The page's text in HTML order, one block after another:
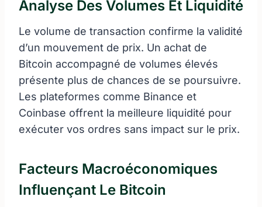
Analyse Des Volumes Et Liquidité
Le volume de transaction confirme la validité
d’un mouvement de prix. Un achat de
Bitcoin accompagné de volumes élevés
présente plus de chances de se poursuivre.
Les plateformes comme Binance et
Coinbase offrent la meilleure liquidité pour
exécuter vos ordres sans impact sur le prix.
Facteurs Macroéconomiques
Influençant Le Bitcoin